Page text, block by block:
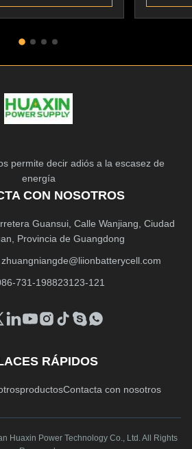
permite decir adiós a la escasez de
energía
CON NOSOTROS
Guansui, Calle Wanjiang, Ciudad
Provincia de Guangdong
zhuangniangde@liionbatterycell.com
731-198823123-121
RÁPIDOS
productosContacta con nosotros
Huaxin Power Technology Co., Ltd. All Rights